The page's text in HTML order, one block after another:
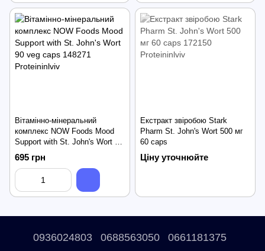
Вітамінно-мінеральний
комплекс NOW Foods Mood
Support with St. John's Wort 90
veg caps
695 грн
Екстракт звіробою Stark
Pharm St. John's Wort 500 мг
60 caps
Ціну уточнюйте
0936024803 0688563050 0661181375